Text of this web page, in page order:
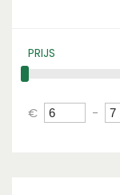
PRIJS
€ -